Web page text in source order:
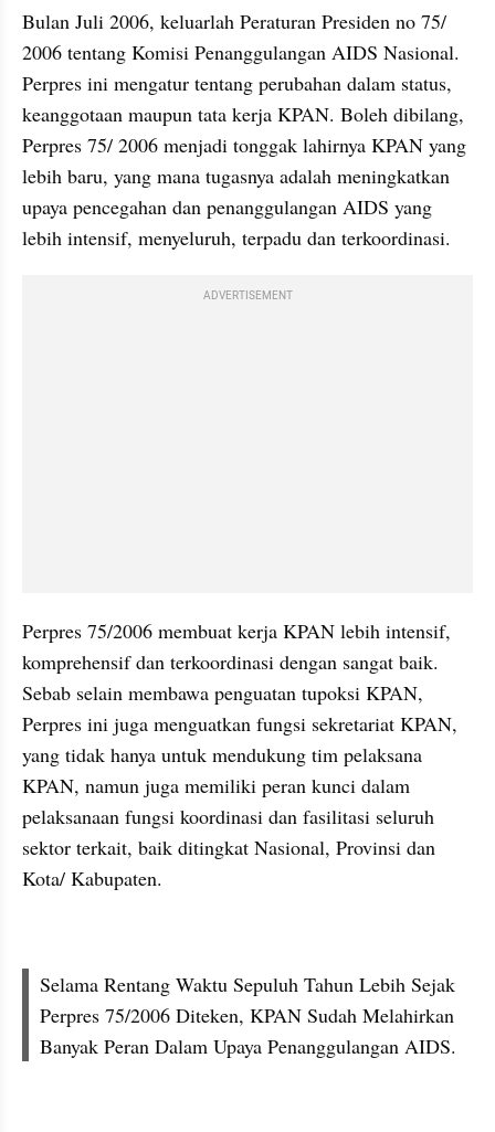
Bulan Juli 2006, keluarlah Peraturan Presiden no 75/
2006 tentang Komisi Penanggulangan AIDS Nasional.
Perpres ini mengatur tentang perubahan dalam status,
keanggotaan maupun tata kerja KPAN. Boleh dibilang,
Perpres 75/ 2006 menjadi tonggak lahirnya KPAN yang
lebih baru, yang mana tugasnya adalah meningkatkan
upaya pencegahan dan penanggulangan AIDS yang
lebih intensif, menyeluruh, terpadu dan terkoordinasi.
ADVERTISEMENT
Perpres 75/2006 membuat kerja KPAN lebih intensif,
komprehensif dan terkoordinasi dengan sangat baik.
Sebab selain membawa penguatan tupoksi KPAN,
Perpres ini juga menguatkan fungsi sekretariat KPAN,
yang tidak hanya untuk mendukung tim pelaksana
KPAN, namun juga memiliki peran kunci dalam
pelaksanaan fungsi koordinasi dan fasilitasi seluruh
sektor terkait, baik ditingkat Nasional, Provinsi dan
Kota/ Kabupaten.
Selama Rentang Waktu Sepuluh Tahun Lebih Sejak
Perpres 75/2006 Diteken, KPAN Sudah Melahirkan
Banyak Peran Dalam Upaya Penanggulangan AIDS.